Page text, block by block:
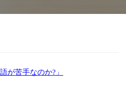
が苦手なのか?」